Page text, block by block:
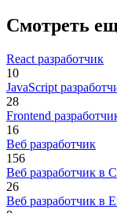
Смотреть
React разработчик
10
JavaScript
28
Frontend
16
Веб разработчик
156
Веб разработчик в
26
Веб разработчик в